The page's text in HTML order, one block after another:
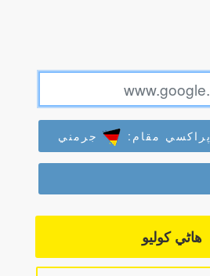
پراکسي مقام: جرمني
هاڻي کوليو